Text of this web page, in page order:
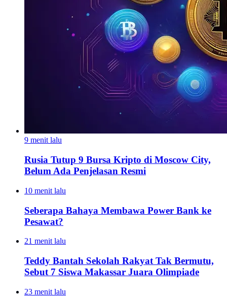
9 menit lalu
Rusia Tutup 9 Bursa Kripto di Moscow City,
Belum Ada Penjelasan Resmi
10 menit lalu
Seberapa Bahaya Membawa Power Bank ke
Pesawat?
21 menit lalu
Teddy Bantah Sekolah Rakyat Tak Bermutu,
Sebut 7 Siswa Makassar Juara Olimpiade
23 menit lalu